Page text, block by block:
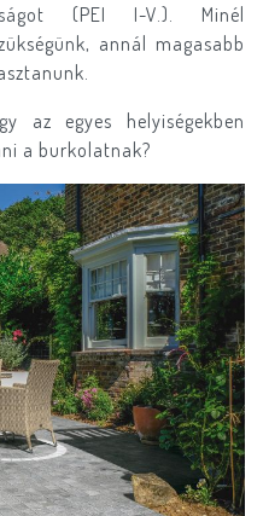
(PEI I-V.). Minél
annál magasabb
az egyes helyiségekben
a burkolatnak?